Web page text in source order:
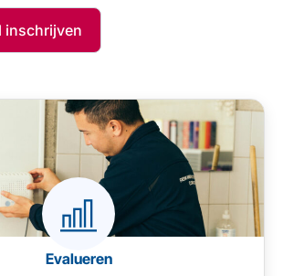
inschrijven
Evalueren